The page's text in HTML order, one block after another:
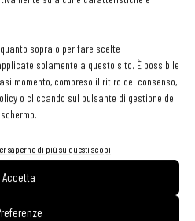
sopra o per fare scelte
solamente a questo sito. È possibile
momento, compreso il ritiro del consenso,
o cliccando sul pulsante di gestione del
saperne di più su questi scopi
Accetta
sempre più grande avventura tra
la continua voglia di crescere e
il legame indissolubile con la terra
affonda le sue salde radici ».
Fabrizio Ventura e Ivan Delpiano-
nel nostro dna, per sostenere e
percorso progettuale,
team e non solo di un gruppo di